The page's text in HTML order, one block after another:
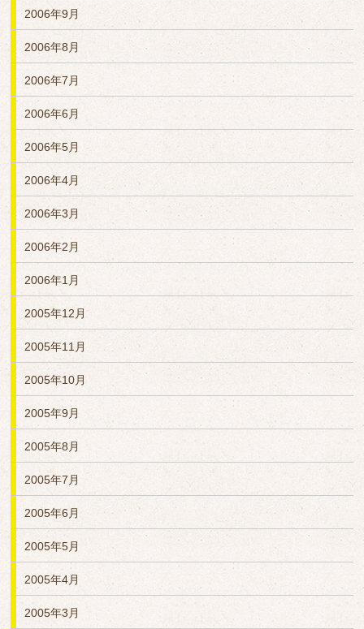
2006年9月
2006年8月
2006年7月
2006年6月
2006年5月
2006年4月
2006年3月
2006年2月
2006年1月
2005年12月
2005年11月
2005年10月
2005年9月
2005年8月
2005年7月
2005年6月
2005年5月
2005年4月
2005年3月